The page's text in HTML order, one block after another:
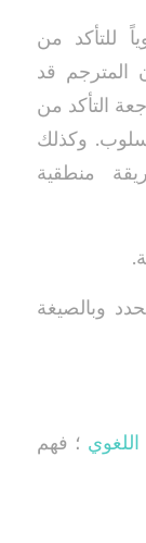
للتأكد من
المترجم قد
التأكد من
وكذلك
منطقية
وبالصيغة
اللغوي ؛ فهم